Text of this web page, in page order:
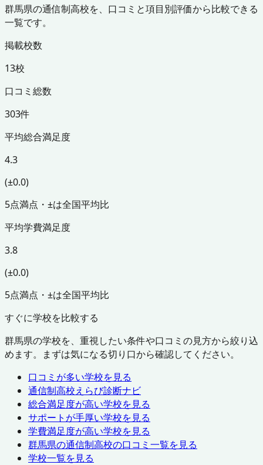
群馬県の通信制高校を、口コミと項目別評価から比較できる
一覧です。
掲載校数
13校
口コミ総数
303件
平均総合満足度
4.3
(±0.0)
5点満点・±は全国平均比
平均学費満足度
3.8
(±0.0)
5点満点・±は全国平均比
すぐに学校を比較する
群馬県の学校を、重視したい条件や口コミの見方から絞り込
めます。まずは気になる切り口から確認してください。
口コミが多い学校を見る
通信制高校えらび診断ナビ
総合満足度が高い学校を見る
サポートが手厚い学校を見る
学費満足度が高い学校を見る
群馬県の通信制高校の口コミ一覧を見る
学校一覧を見る